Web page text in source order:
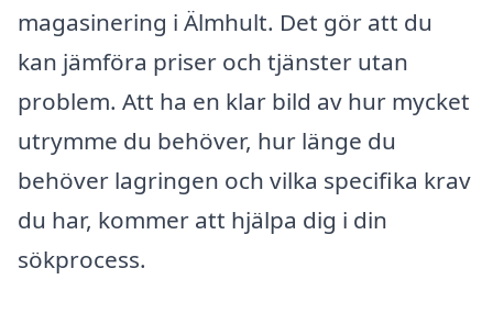
magasinering i Älmhult. Det gör att du
kan jämföra priser och tjänster utan
problem. Att ha en klar bild av hur mycket
utrymme du behöver, hur länge du
behöver lagringen och vilka specifika krav
du har, kommer att hjälpa dig i din
sökprocess.